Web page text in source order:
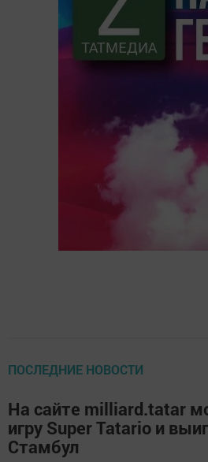
ПОСЛЕДНИЕ НОВОСТИ
На сайте milliard.tatar
игру Super Tatario и
Стамбул